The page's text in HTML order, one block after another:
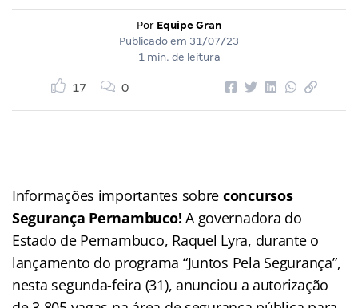
Por Equipe Gran
Publicado em 31/07/23
1 min. de leitura
17 0
Informações importantes sobre concursos
Segurança Pernambuco! A governadora do
Estado de Pernambuco, Raquel Lyra, durante o
lançamento do programa “Juntos Pela Segurança”,
nesta segunda-feira (31), anunciou a autorização